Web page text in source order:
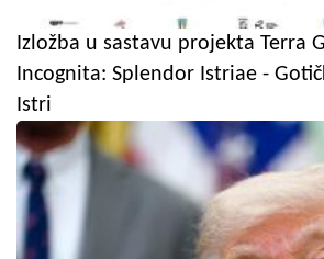
Izložba u sastavu projekta Terra
Incognita: Splendor Istriae -
Istri